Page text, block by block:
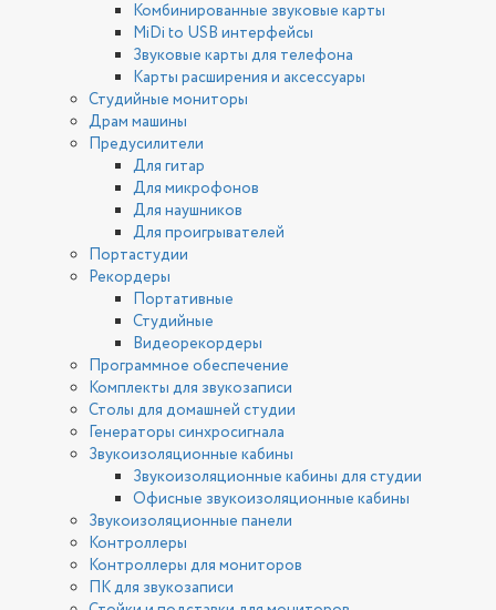
Комбинированные звуковые карты
MiDi to USB интерфейсы
Звуковые карты для телефона
Карты расширения и аксессуары
Студийные мониторы
Драм машины
Предусилители
Для гитар
Для микрофонов
Для наушников
Для проигрывателей
Портастудии
Рекордеры
Портативные
Студийные
Видеорекордеры
Программное обеспечение
Комплекты для звукозаписи
Столы для домашней студии
Генераторы синхросигнала
Звукоизоляционные кабины
Звукоизоляционные кабины для студии
Офисные звукоизоляционные кабины
Звукоизоляционные панели
Контроллеры
Контроллеры для мониторов
ПК для звукозаписи